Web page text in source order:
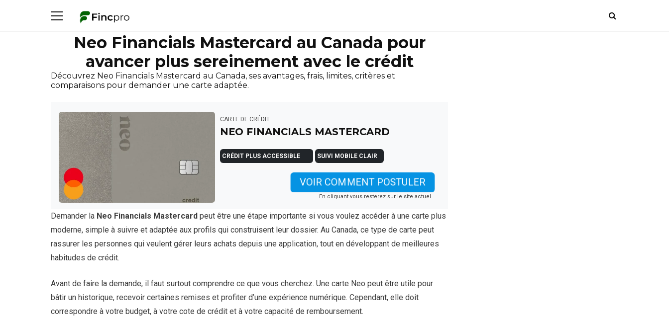
Neo Financials Mastercard au Canada pour
avancer plus sereinement avec le crédit
Découvrez Neo Financials Mastercard au Canada, ses avantages, frais, limites, critères et
comparaisons pour demander une carte adaptée.
CARTE DE CRÉDIT
NEO FINANCIALS MASTERCARD
CRÉDIT PLUS ACCESSIBLE SUIVI MOBILE CLAIR
VOIR COMMENT POSTULER
En cliquant vous resterez sur le site actuel
Demander la Neo Financials Mastercard peut être une étape importante si vous voulez accéder à une carte plus
moderne, simple à suivre et adaptée aux profils qui construisent leur dossier. Au Canada, ce type de carte peut
rassurer les personnes qui veulent gérer leurs achats depuis une application, tout en développant de meilleures
habitudes de crédit.
Avant de faire la demande, il faut surtout comprendre ce que vous cherchez. Une carte Neo peut être utile pour
bâtir un historique, recevoir certaines remises et profiter d’une expérience numérique. Cependant, elle doit
correspondre à votre budget, à votre cote de crédit et à votre capacité de remboursement.